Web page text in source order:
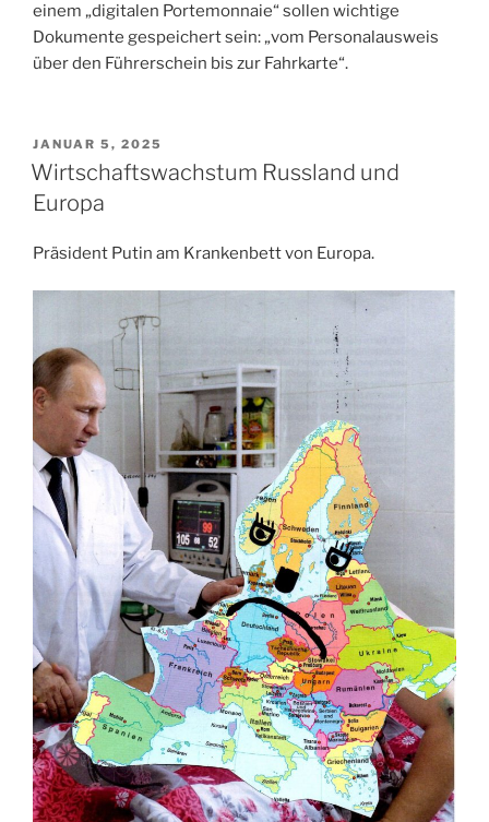
einem „digitalen Portemonnaie“ sollen wichtige
Dokumente gespeichert sein: „vom Personalausweis
über den Führerschein bis zur Fahrkarte“.
VERÖFFENTLICHT
AM
JANUAR 5, 2025
Wirtschaftswachstum Russland und
Europa
Präsident Putin am Krankenbett von Europa.